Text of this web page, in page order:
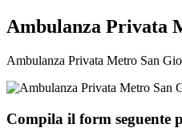
Ambulanza Privata
Ambulanza Privata Metro San
Compila il form seguente